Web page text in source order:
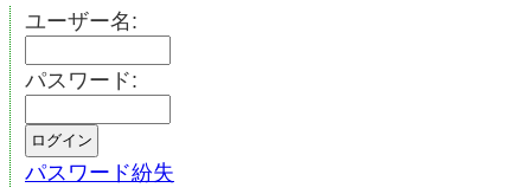
ユーザー名:
パスワード:
パスワード紛失